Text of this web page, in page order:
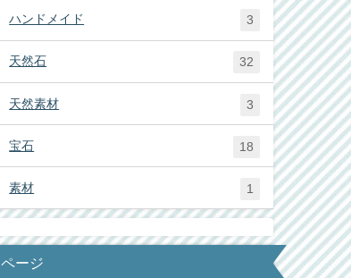
ハンドメイド 3
天然石 32
天然素材 3
宝石 18
素材 1
ページ